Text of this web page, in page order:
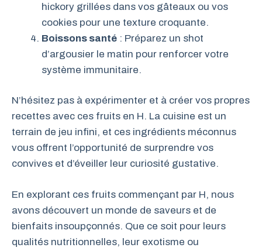
hickory grillées dans vos gâteaux ou vos
cookies pour une texture croquante.
Boissons santé : Préparez un shot
d’argousier le matin pour renforcer votre
système immunitaire.
N’hésitez pas à expérimenter et à créer vos propres
recettes avec ces fruits en H. La cuisine est un
terrain de jeu infini, et ces ingrédients méconnus
vous offrent l’opportunité de surprendre vos
convives et d’éveiller leur curiosité gustative.
En explorant ces fruits commençant par H, nous
avons découvert un monde de saveurs et de
bienfaits insoupçonnés. Que ce soit pour leurs
qualités nutritionnelles, leur exotisme ou